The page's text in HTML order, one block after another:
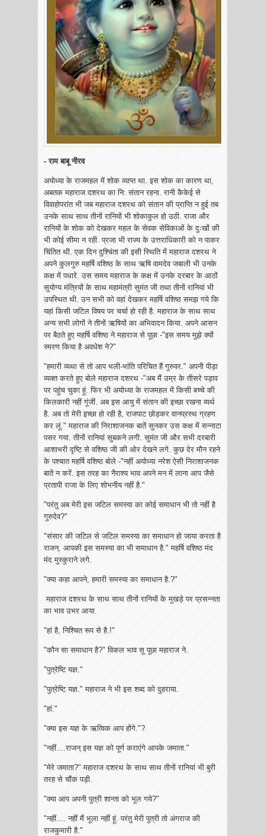
- राम बाबू नीरव
अयोध्या के राजमहल में शोक व्याप्त था. इस शोक का कारण था,
अबतक महाराज दशरथ का नि: संतान रहना. रानी कैकेई से
विवाहोपरांत भी जब महाराज दशरथ को संतान की प्राप्ति न हुई तब
उनके साथ साथ तीनों रानियों भी शोकाकुल हो उठी. राजा और
रानियों के शोक को देखकर महल के सेवक सेविकाओं के दुःखों की
भी कोई सीमा न रही. प्रजा भी राज्य के उत्तराधिकारी को न पाकर
चिंतित थी. एक दिन दुश्चिंता की इसी स्थिति में महाराज दशरथ ने
अपने कुलगुरु महर्षि वशिष्ठ के साथ ऋषि वामदेव जबाली भी उनके
कक्ष में पधारे. उस समय महाराज के कक्ष में उनके दरबार के आठों
सुयोग्य मंत्रियों के साथ महामंत्री सुमंत जी तथा तीनों रानियां भी
उपस्थित थी. उन सभी को वहां देखकर महर्षि वशिष्ठ समझ गये कि
यहां किसी जटिल विषय पर चर्चा हो रही है. महाराज के साथ साथ
अन्य सभी लोगों ने तीनों ऋषियों का अभिवादन किया. अपने आसन
पर बैठते हुए महर्षि वशिष्ठ ने महाराज से पूछा -"इस समय मुझे क्यों
स्मरण किया है अवधेश ने?"
"हमारी व्यथा से तो आप भली-भांति परिचित हैं गुरुवर." अपनी पीड़ा
व्यक्त करते हुए बोले महाराज दशरथ -"अब मैं उम्र के तीसरे पड़ाव
पर पहुंच चुका हूं. फिर भी अयोध्या के राजमहल में किसी बच्चे की
किलकारी नहीं गूंजीं. अब इस आयु में संतान की इच्छा रखना व्यर्थ
है. अब तो मेरी इच्छा हो रही है, राजपाट छोड़कर वानप्रस्थ ग्रहण
कर लूं." महाराज की निराशाजनक बातें सुनकर उस कक्ष में सन्नाटा
पसर गया. तीनों रानियां सुबकने लगी. सुमंत जी और सभी दरबारी
आशाभरी दृष्टि से वशिष्ठ जी की ओर देखने लगे. कुछ देर‌ मौन रहने
के पश्चात महर्षि वशिष्ठ बोले -"नहीं अयोध्या नरेश ऐसी निराशाजनक
बातें न करें. इस तरह का नैराश्य भाव अपने मन में लाना आप जैसे
प्रतापी राजा के लिए शोभनीय नहीं है."
"परंतु अब मेरी इस जटिल समस्या का कोई समाधान भी तो नहीं है
गुरुदेव?"
"संसार की जटिल से जटिल समस्या का समाधान हो जाया करता है
राजन्. आपकी इस समस्या का भी समाधान है." महर्षि वशिष्ठ मंद
मंद मुस्कुराने लगे.
"क्या कहा आपने, हमारी समस्या का समाधान है.?"
महाराज दशरथ के साथ साथ तीनों रानियों के मुखड़े पर प्रसन्नता
का भाव उभर आया.
"हां है, निश्चित रूप से है.!"
"कौन सा समाधान है?" विकल भाव सू पूछा महाराज ने.
"पुत्रेष्टि यज्ञ."
"पुत्रेष्टि यज्ञ." महाराज ने भी इस शब्द को दुहराया.
"हां."
"क्या इस यज्ञ के ऋत्विक आप होंगे."?
"नहीं....राजन् इस यज्ञ को पूर्ण कराएंगे आपके जमाता."
"मेरे जमाता?" महाराज दशरथ के साथ साथ तीनों रानियां भी बुरी
तरह से चौंक पड़ी.
"क्या आप अपनी पुत्री शान्ता को भूल गये?"
"नहीं.... नहीं मैं भूला नहीं हूं. परंतु मेरी पुत्री तो अंगराज की
राजकुमारी है."